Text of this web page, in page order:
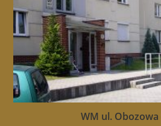
WM ul. Obozowa